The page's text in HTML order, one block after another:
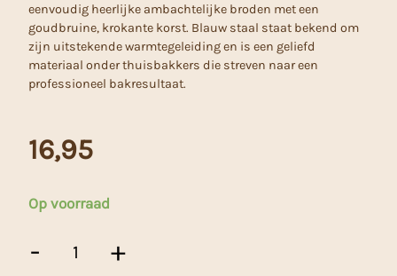
eenvoudig heerlijke ambachtelijke broden met een
goudbruine, krokante korst. Blauw staal staat bekend om
zijn uitstekende warmtegeleiding en is een geliefd
materiaal onder thuisbakkers die streven naar een
professioneel bakresultaat.
16,95
Op voorraad
-
Broodvorm
+